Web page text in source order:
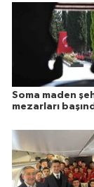
Soma maden
mezarları